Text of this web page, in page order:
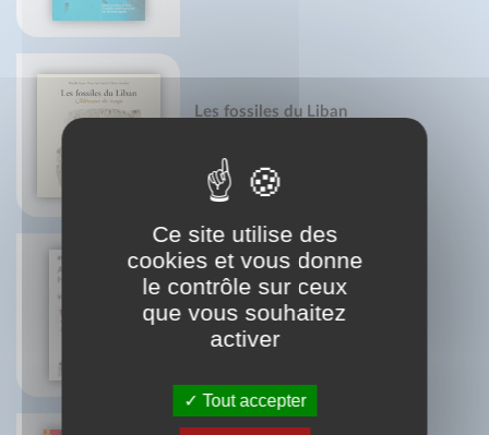
Les fossiles du Liban
Mireille Gayet
Atlas d'Anatomie Humaine
Vigué-Martin
Ce site utilise des
cookies et vous donne
le contrôle sur ceux
que vous souhaitez
activer
Tout accepter